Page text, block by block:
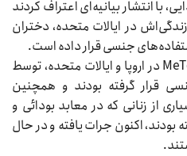
با انتشار بیانیه‌ای اعتراف کردند
در ایالات متحده، دختران
جنسی قرار داده است.
با راه‌اندازی هشتگ اینترنتی #MeToo در اروپا و ایالات متحده، توسط
قرار گرفته بودند و همچنین
از زنانی که در معابد بودائی و
بودند، اکنون جرات یافته و در حال